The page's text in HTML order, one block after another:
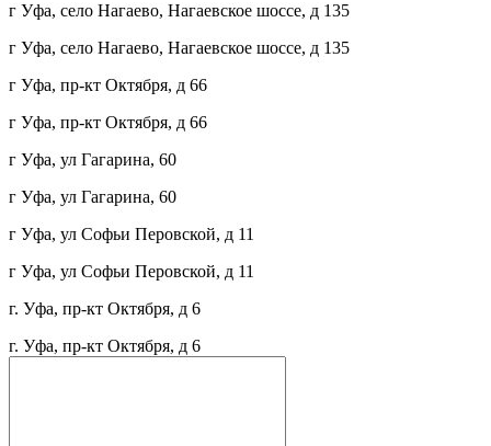
г Уфа, село Нагаево, Нагаевское шоссе, д 135
г Уфа, село Нагаево, Нагаевское шоссе, д 135
г Уфа, пр-кт Октября, д 66
г Уфа, пр-кт Октября, д 66
г Уфа, ул Гагарина, 60
г Уфа, ул Гагарина, 60
г Уфа, ул Софьи Перовской, д 11
г Уфа, ул Софьи Перовской, д 11
г. Уфа, пр-кт Октября, д 6
г. Уфа, пр-кт Октября, д 6